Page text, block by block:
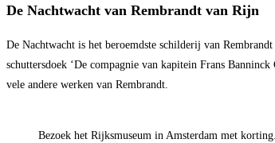
De Nachtwacht van Rembrandt van Rijn
De Nachtwacht is het beroemdste schilderij van
schuttersdoek ‘De compagnie van kapitein Frans
vele andere werken van Rembrandt.
Bezoek het Rijksmuseum in Amsterdam met korting.